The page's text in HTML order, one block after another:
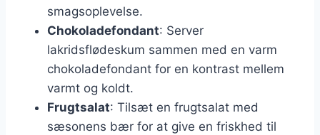
smagsoplevelse.
Chokoladefondant: Server
lakridsflødeskum sammen med en varm
chokoladefondant for en kontrast mellem
varmt og koldt.
Frugtsalat: Tilsæt en frugtsalat med
sæsonens bær for at give en friskhed til